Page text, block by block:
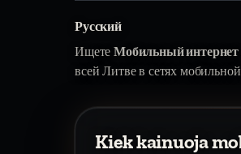
Русский
ИщетеМобильный интернет
всей Литве в сетях
Kiek kainuoja